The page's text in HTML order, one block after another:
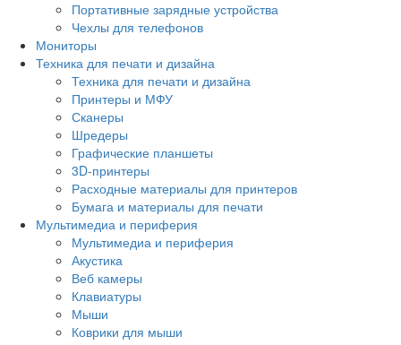
Портативные зарядные устройства
Чехлы для телефонов
Мониторы
Техника для печати и дизайна
Техника для печати и дизайна
Принтеры и МФУ
Сканеры
Шредеры
Графические планшеты
3D-принтеры
Расходные материалы для принтеров
Бумага и материалы для печати
Мультимедиа и периферия
Мультимедиа и периферия
Акустика
Веб камеры
Клавиатуры
Мыши
Коврики для мыши